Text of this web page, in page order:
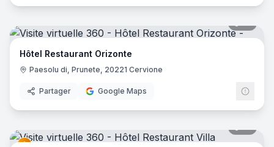
Hôtel Restaurant Orizonte
Paesolu di, Prunete, 20221 Cervione
Partager Google Maps